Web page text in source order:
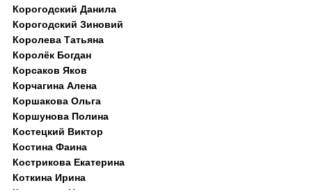
Корогодский Данила
Корогодский Зиновий
Королева Татьяна
Королёк Богдан
Корсаков Яков
Корчагина Алена
Коршакова Ольга
Коршунова Полина
Костецкий Виктор
Костина Фаина
Кострикова Екатерина
Коткина Ирина